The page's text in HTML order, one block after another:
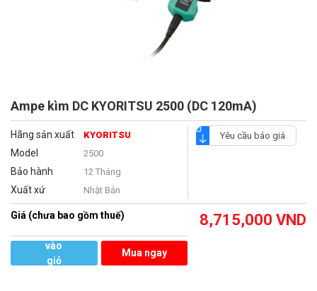
Ampe kìm DC KYORITSU 2500 (DC 120mA)
Hãng sản xuất KYORITSU
Model 2500
Bảo hành 12 Tháng
Xuất xứ Nhật Bản
Yêu cầu báo giá
Giá (chưa bao gồm thuế) 8,715,000 VND
vào
giỏ
Mua ngay